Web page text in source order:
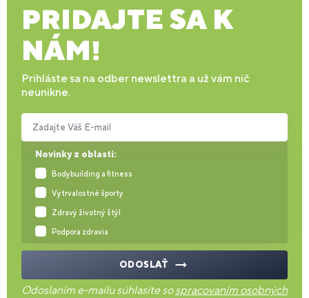
PRIDAJTE SA K
NÁM!
Prihláste sa na odber newslettra a už vám nič
neunikne.
Novinky z oblasti:
Bodybuilding a fitness
Vytrvalostné športy
Zdravý životný štýl
Podpora zdravia
Zadajte Váš E-mail
ODOSLAŤ
Odoslaním e-mailu súhlasíte sospracovaním osobných